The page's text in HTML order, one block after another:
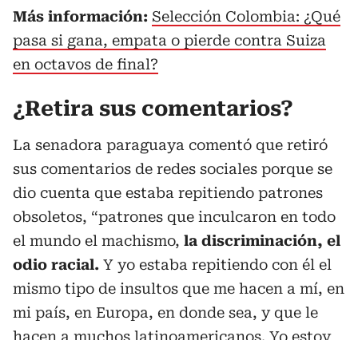
Más información: Selección Colombia: ¿Qué
pasa si gana, empata o pierde contra Suiza
en octavos de final?
¿Retira sus comentarios?
La senadora paraguaya comentó que retiró
sus comentarios de redes sociales porque se
dio cuenta que estaba repitiendo patrones
obsoletos, “patrones que inculcaron en todo
el mundo el machismo, la discriminación, el
odio racial. Y yo estaba repitiendo con él el
mismo tipo de insultos que me hacen a mí, en
mi país, en Europa, en donde sea, y que le
hacen a muchos latinoamericanos. Yo estoy